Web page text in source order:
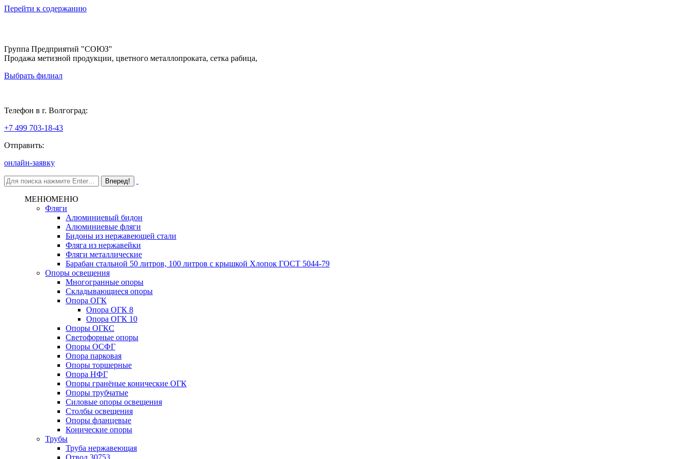
Перейти к содержанию
Группа Предприятий "СОЮЗ"
Продажа метизной продукции, цветного металлопроката, сетка рабица,
Выбрать филиал
Телефон в г. Волгоград:
+7 499 703-18-43
Отправить:
онлайн-заявку
МЕНЮМЕНЮ
Фляги
Алюминиевый бидон
Алюминиевые фляги
Бидоны из нержавеющей стали
Фляга из нержавейки
Фляги металлические
Барабан стальной 50 литров, 100 литров с крышкой Хлопок ГОСТ 5044-79
Опоры освещения
Многогранные опоры
Складывающиеся опоры
Опора ОГК
Опора ОГК 8
Опора ОГК 10
Опоры ОГКС
Светофорные опоры
Опоры ОСФГ
Опора парковая
Опоры торшерные
Опора НФГ
Опоры гранёные конические ОГК
Опоры трубчатые
Силовые опоры освещения
Столбы освещения
Опоры фланцевые
Конические опоры
Трубы
Труба нержавеющая
Отвод 30753